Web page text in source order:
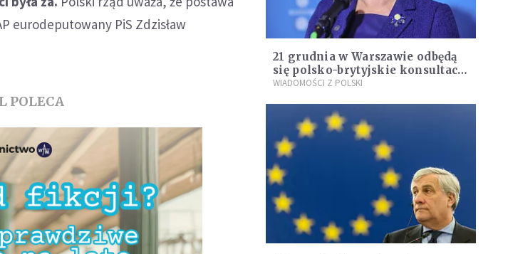
eurodeputowany PiS Zdzisław
POLECA
21 grudnia w Warszawie odbędą
się polsko-brytyjskie konsultacje
międzyrządowe
WIADOMOŚCI Z POLSKI